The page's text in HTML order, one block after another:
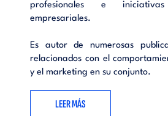
profesionales e
empresariales.
Es autor de numerosas
relacionados con el
y el marketing en su conjunto.
LEER MÁS